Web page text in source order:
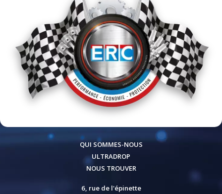
QUI SOMMES-NOUS
ULTRADROP
NOUS TROUVER
6, rue de l'épinette